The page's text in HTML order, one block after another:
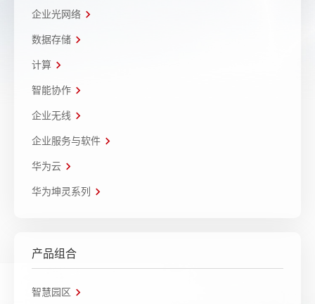
企业光网络
数据存储
计算
智能协作
企业无线
企业服务与软件
华为云
华为坤灵系列
产品组合
智慧园区